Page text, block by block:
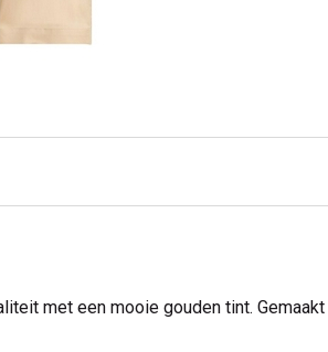
met een mooie gouden tint.